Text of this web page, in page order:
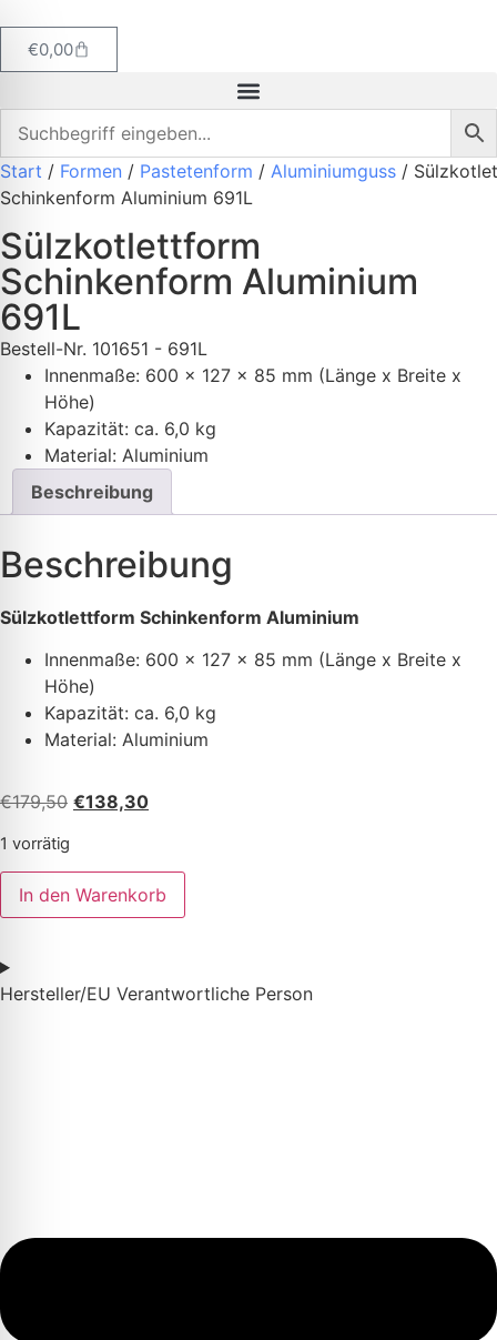
€0,00
Start / Formen / Pastetenform / Aluminiumguss /
Schinkenform Aluminium 691L
Sülzkotlettform
Schinkenform Aluminium
691L
Bestell-Nr. 101651 - 691L
Innenmaße: 600 x 127 x 85 mm (Länge x Breite x
Höhe)
Kapazität: ca. 6,0 kg
Material: Aluminium
Beschreibung
Beschreibung
Sülzkotlettform Schinkenform Aluminium
Innenmaße: 600 x 127 x 85 mm (Länge x Breite x
Höhe)
Kapazität: ca. 6,0 kg
Material: Aluminium
€179,50 €138,30
1 vorrätig
In den Warenkorb
Hersteller/EU Verantwortliche Person